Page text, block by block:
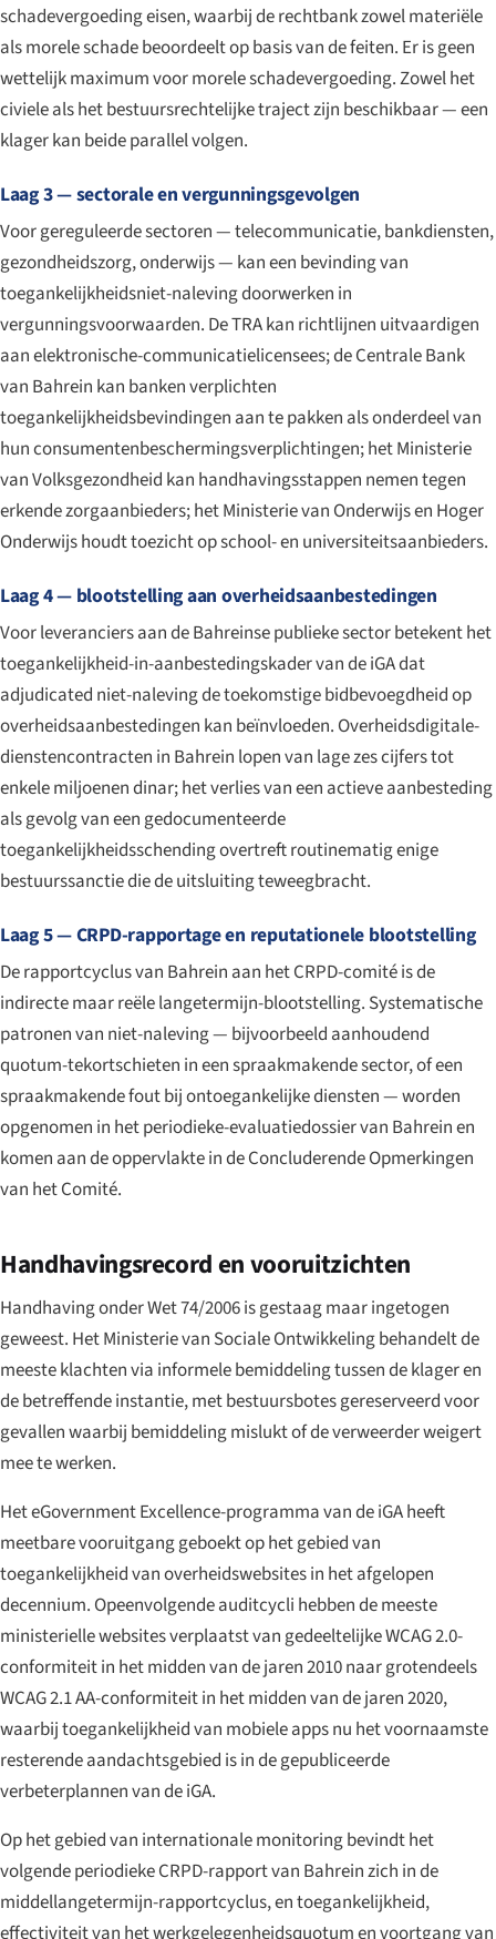
schadevergoeding eisen, waarbij de rechtbank zowel materiële
als morele schade beoordeelt op basis van de feiten. Er is geen
wettelijk maximum voor morele schadevergoeding. Zowel het
civiele als het bestuursrechtelijke traject zijn beschikbaar — een
klager kan beide parallel volgen.
Laag 3 — sectorale en vergunningsgevolgen
Voor gereguleerde sectoren — telecommunicatie, bankdiensten,
gezondheidszorg, onderwijs — kan een bevinding van
toegankelijkheidsniet-naleving doorwerken in
vergunningsvoorwaarden. De TRA kan richtlijnen uitvaardigen
aan elektronische-communicatielicensees; de Centrale Bank
van Bahrein kan banken verplichten
toegankelijkheidsbevindingen aan te pakken als onderdeel van
hun consumentenbeschermingsverplichtingen; het Ministerie
van Volksgezondheid kan handhavingsstappen nemen tegen
erkende zorgaanbieders; het Ministerie van Onderwijs en Hoger
Onderwijs houdt toezicht op school- en universiteitsaanbieders.
Laag 4 — blootstelling aan overheidsaanbestedingen
Voor leveranciers aan de Bahreinse publieke sector betekent het
toegankelijkheid-in-aanbestedingskader van de iGA dat
adjudicated niet-naleving de toekomstige bidbevoegdheid op
overheidsaanbestedingen kan beïnvloeden. Overheidsdigitale-
dienstencontracten in Bahrein lopen van lage zes cijfers tot
enkele miljoenen dinar; het verlies van een actieve aanbesteding
als gevolg van een gedocumenteerde
toegankelijkheidsschending overtreft routinematig enige
bestuurssanctie die de uitsluiting teweegbracht.
Laag 5 — CRPD-rapportage en reputationele blootstelling
De rapportcyclus van Bahrein aan het CRPD-comité is de
indirecte maar reële langetermijn-blootstelling. Systematische
patronen van niet-naleving — bijvoorbeeld aanhoudend
quotum-tekortschieten in een spraakmakende sector, of een
spraakmakende fout bij ontoegankelijke diensten — worden
opgenomen in het periodieke-evaluatiedossier van Bahrein en
komen aan de oppervlakte in de Concluderende Opmerkingen
van het Comité.
Handhavingsrecord en vooruitzichten
Handhaving onder Wet 74/2006 is gestaag maar ingetogen
geweest. Het Ministerie van Sociale Ontwikkeling behandelt de
meeste klachten via informele bemiddeling tussen de klager en
de betreffende instantie, met bestuursbotes gereserveerd voor
gevallen waarbij bemiddeling mislukt of de verweerder weigert
mee te werken.
Het eGovernment Excellence-programma van de iGA heeft
meetbare vooruitgang geboekt op het gebied van
toegankelijkheid van overheidswebsites in het afgelopen
decennium. Opeenvolgende auditcycli hebben de meeste
ministerielle websites verplaatst van gedeeltelijke WCAG 2.0-
conformiteit in het midden van de jaren 2010 naar grotendeels
WCAG 2.1 AA-conformiteit in het midden van de jaren 2020,
waarbij toegankelijkheid van mobiele apps nu het voornaamste
resterende aandachtsgebied is in de gepubliceerde
verbeterplannen van de iGA.
Op het gebied van internationale monitoring bevindt het
volgende periodieke CRPD-rapport van Bahrein zich in de
middellangetermijn-rapportcyclus, en toegankelijkheid,
effectiviteit van het werkgelegenheidsquotum en voortgang van